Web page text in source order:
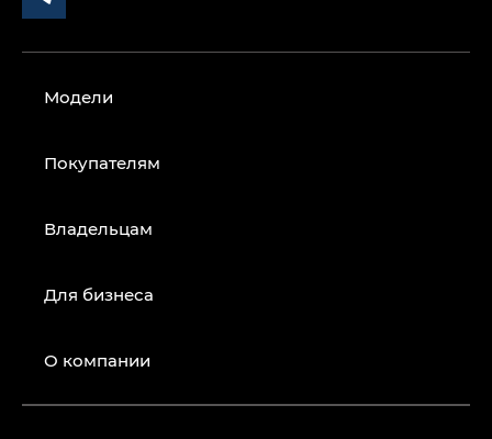
Модели
Покупателям
Владельцам
Для бизнеса
О компании